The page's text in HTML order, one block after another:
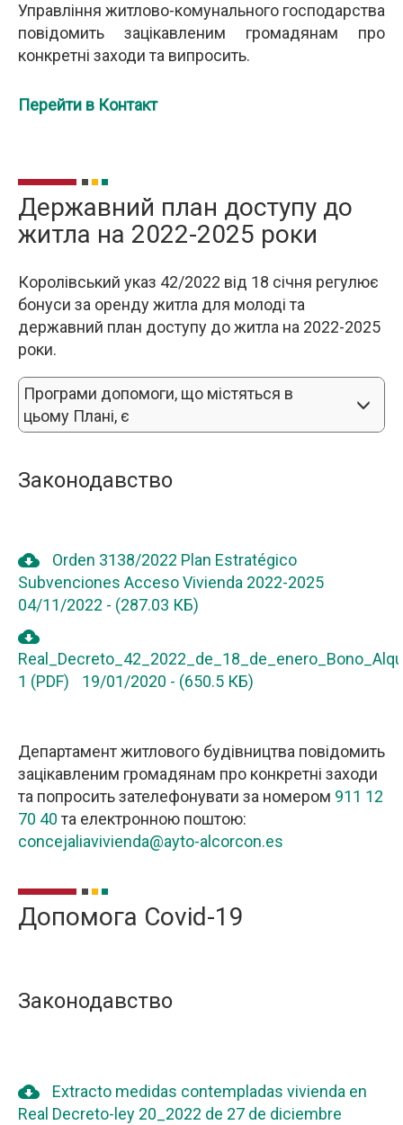
Управління житлово-комунального господарства
повідомить зацікавленим громадянам про
конкретні заходи та випросить.
Перейти в Контакт
Державний план доступу до
житла на 2022-2025 роки
Королівський указ 42/2022 від 18 січня регулює
бонуси за оренду житла для молоді та
державний план доступу до житла на 2022-2025
роки.
Програми допомоги, що містяться в
цьому Плані, є
Законодавство
cloud_download
Orden 3138/2022 Plan Estratégico
Subvenciones Acceso Vivienda 2022-2025
04/11/2022 - (287.03 КБ)
cloud_download
1 (PDF)
19/01/2020 - (650.5 КБ)
Департамент житлового будівництва повідомить
зацікавленим громадянам про конкретні заходи
та попросить зателефонувати за номером 911 12
70 40та електронною поштою:
concejaliavivienda@ayto-alcorcon.es
Допомога Covid-19
Законодавство
cloud_download
Extracto medidas contempladas vivienda en
Real Decreto-ley 20_2022 de 27 de diciembre